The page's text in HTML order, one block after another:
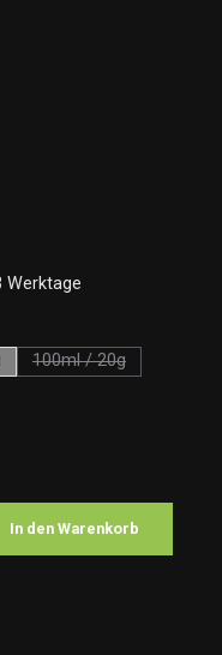
Werktage
100ml / 20g(Diese Option ist
nicht verfügbar.)
verfügbar.)
In den Warenkorb